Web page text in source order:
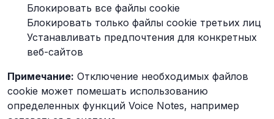
Блокировать все файлы cookie
Блокировать только файлы cookie третьих лиц
Устанавливать предпочтения для конкретных
веб-сайтов
Примечание: Отключение необходимых файлов
cookie может помешать использованию
определенных функций Voice Notes, например